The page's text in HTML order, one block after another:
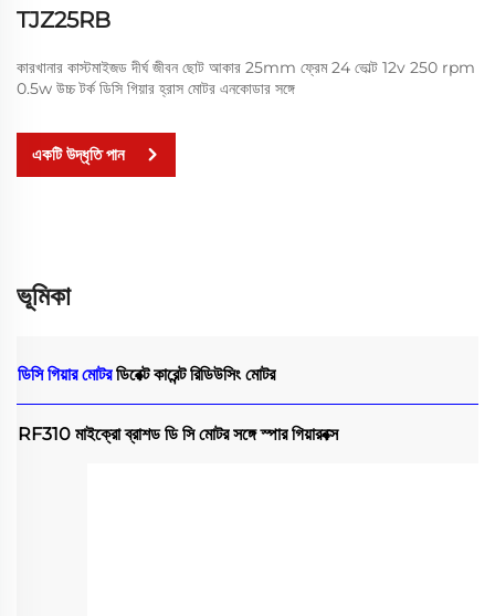
TJZ25RB
কারখানার কাস্টমাইজড দীর্ঘ জীবন ছোট আকার 25mm ফ্রেম 24 ভোল্ট 12v 250 rpm
0.5w উচ্চ টর্ক ডিসি গিয়ার হ্রাস মোটর এনকোডার সঙ্গে
একটি উদ্ধৃতি পান
ভূমিকা
ডিসি গিয়ার মোটরডিরেক্ট কারেন্ট রিডিউসিং মোটর
RF310 মাইক্রো ব্রাশড ডি সি মোটর সঙ্গে স্পার গিয়ারবক্স